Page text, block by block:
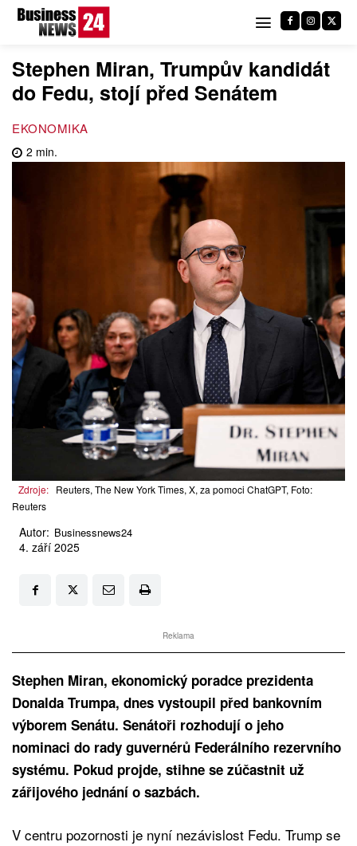
Stephen Miran, Trumpův kandidát
do Fedu, stojí před Senátem
EKONOMIKA
2 min.
Zdroje: Reuters, The New York Times, X, za pomoci ChatGPT, Foto:
Reuters
Autor: Businessnews24
4. září 2025
Reklama
Stephen Miran, ekonomický poradce prezidenta
Donalda Trumpa, dnes vystoupil před bankovním
výborem Senátu. Senátoři rozhodují o jeho
nominaci do rady guvernérů Federálního rezervního
systému. Pokud projde, stihne se zúčastnit už
zářijového jednání o sazbách.
V centru pozornosti je nyní nezávislost Fedu. Trump se